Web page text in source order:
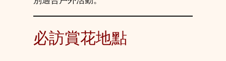
必訪賞花地點